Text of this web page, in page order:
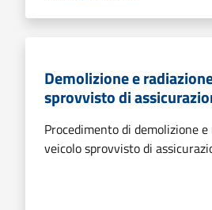
Demolizione e
sprovvisto di
Procedimento di demolizione
veicolo sprovvisto di